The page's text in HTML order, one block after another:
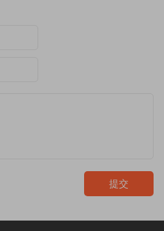
提交